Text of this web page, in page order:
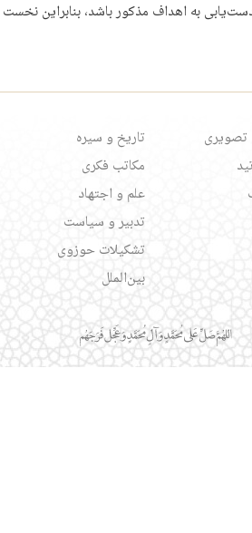
دست‌یابی به اهداف مذکور باشد، بنابراین
تاریخ و سیره
مکاتب فکری
علم و اجتهاد
تدبیر و سیاست
تشکیلات حوزوی
بین‌الملل